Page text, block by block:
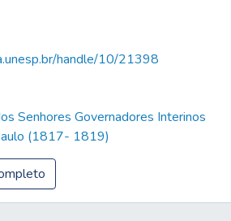
handle/10/21398
Senhores Governadores Interinos
(1817- 1819)